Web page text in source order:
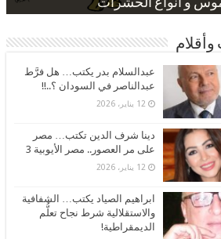
و أنواع الحشرات
بعد ارتفاع الأسعار
نسبة الطلاق في مصر
كاركاتيرية
كاركاتيرية
وأقلام
عبدالسلام بدر يكتب… هل فرَّط
عبدالناصر في السودان ؟..!!
12 يناير، 2026
دينا شرف الدين تكتب… مصر
على مر العصور.. مصر الأيوبية 3
12 يناير، 2026
ابراهيم الصياد يكتب… الشفافية
والاستقلالية شرط نجاح تعلُّم
الديمقراطية!